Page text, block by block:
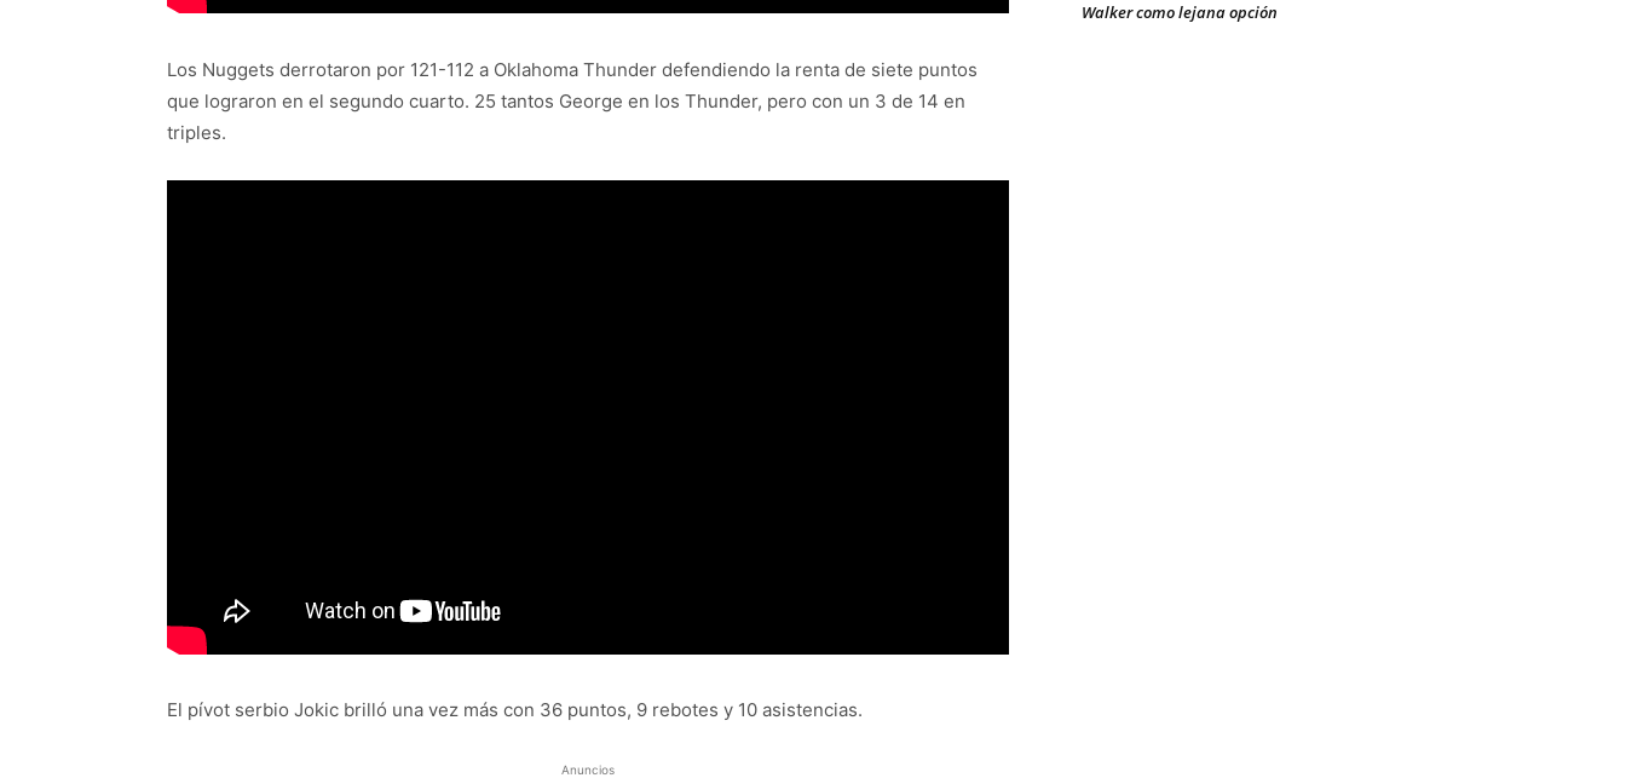
Los Nuggets derrotaron por 121-112 a Oklahoma Thunder defendiendo la renta de siete puntos
que lograron en el segundo cuarto. 25 tantos George en los Thunder, pero con un 3 de 14 en
triples.
El pívot serbio Jokic brilló una vez más con 36 puntos, 9 rebotes y 10 asistencias.
Anuncios
Walker como lejana opción